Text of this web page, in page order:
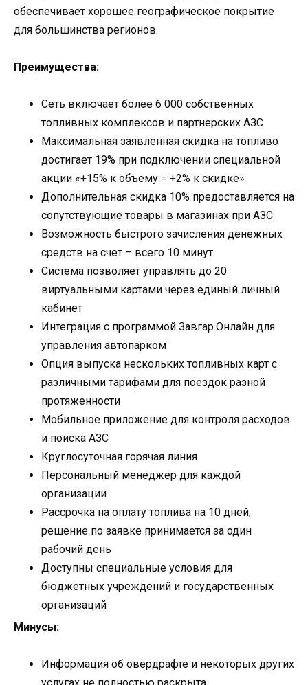
обеспечивает хорошее географическое покрытие
для большинства регионов.
Преимущества:
Сеть включает более 6 000 собственных
топливных комплексов и партнерских АЗС
Максимальная заявленная скидка на топливо
достигает 19% при подключении специальной
акции «+15% к объему = +2% к скидке»
Дополнительная скидка 10% предоставляется на
сопутствующие товары в магазинах при АЗС
Возможность быстрого зачисления денежных
средств на счет – всего 10 минут
Система позволяет управлять до 20
виртуальными картами через единый личный
кабинет
Интеграция с программой Завгар.Онлайн для
управления автопарком
Опция выпуска нескольких топливных карт с
различными тарифами для поездок разной
протяженности
Мобильное приложение для контроля расходов
и поиска АЗС
Круглосуточная горячая линия
Персональный менеджер для каждой
организации
Рассрочка на оплату топлива на 10 дней,
решение по заявке принимается за один
рабочий день
Доступны специальные условия для
бюджетных учреждений и государственных
организаций
Минусы:
Информация об овердрафте и некоторых других